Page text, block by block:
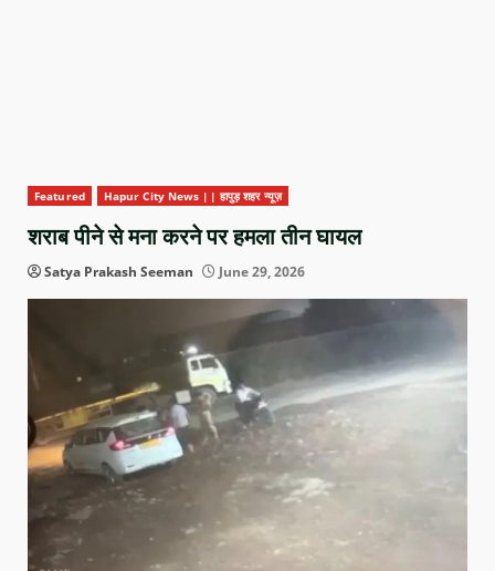
Featured Hapur City News || हापुड़ शहर न्यूज़
शराब पीने से मना करने पर हमला तीन घायल
Satya Prakash Seeman June 29, 2026